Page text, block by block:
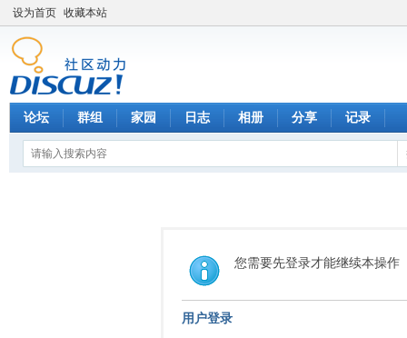
设为首页 收藏本站
论坛 群组 家园 日志 相册 分享 记录
您需要先登录才能继续本操作
用户登录